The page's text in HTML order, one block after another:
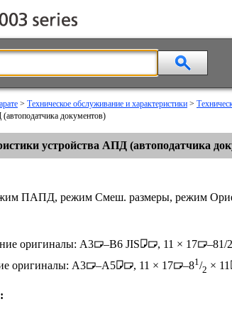
> Техническое обслуживание и характеристики >
документов)
устройства АПД (автоподатчика
ПАПД, режим Смеш. размеры, режим
оригиналы: A3
–B6 JIS , 11 × 17
–81/
оригиналы: A3
–A5 , 11 × 17 –81/2 × 11